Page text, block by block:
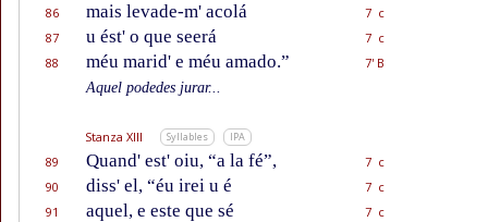
86
mais levade-m' acolá
7 c
87
u ést' o que seerá
7 c
88
méu marid' e méu amado.”
7' B
Aquel podedes jurar...
Stanza XIII Syllables IPA
89 Quand' est' oiu, “a la fé”,
7 c
90
diss' el, “éu irei u é
7 c
91
aquel, e este que sé 7 c